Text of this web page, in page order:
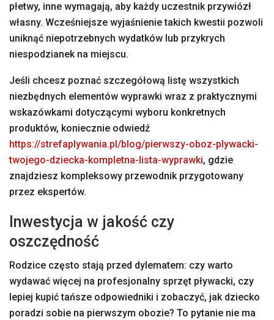
płetwy, inne wymagają, aby każdy uczestnik przywiózł
własny. Wcześniejsze wyjaśnienie takich kwestii pozwoli
uniknąć niepotrzebnych wydatków lub przykrych
niespodzianek na miejscu.
Jeśli chcesz poznać szczegółową listę wszystkich
niezbędnych elementów wyprawki wraz z praktycznymi
wskazówkami dotyczącymi wyboru konkretnych
produktów, koniecznie odwiedź
https://strefaplywania.pl/blog/pierwszy-oboz-plywacki-
twojego-dziecka-kompletna-lista-wyprawki, gdzie
znajdziesz kompleksowy przewodnik przygotowany
przez ekspertów.
Inwestycja w jakość czy
oszczędność
Rodzice często stają przed dylematem: czy warto
wydawać więcej na profesjonalny sprzęt pływacki, czy
lepiej kupić tańsze odpowiedniki i zobaczyć, jak dziecko
poradzi sobie na pierwszym obozie? To pytanie nie ma